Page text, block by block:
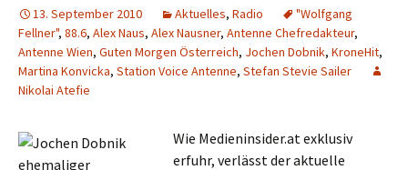
13. September 2010 Aktuelles, Radio
"Wolfgang
Fellner", 88.6, Alex Naus, Alex Nausner, Antenne Chefredakteur,
Antenne Wien, Guten Morgen Österreich, Jochen Dobnik, KroneHit,
Martina Konvicka, Station Voice Antenne, Stefan Stevie Sailer
Nikolai Atefie
Wie Medieninsider.at exklusiv
erfuhr, verlässt der aktuelle